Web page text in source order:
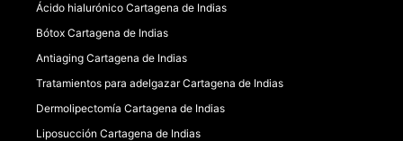
Ácido hialurónico Cartagena de Indias
Bótox Cartagena de Indias
Antiaging Cartagena de Indias
Tratamientos para adelgazar Cartagena de Indias
Dermolipectomía Cartagena de Indias
Liposucción Cartagena de Indias